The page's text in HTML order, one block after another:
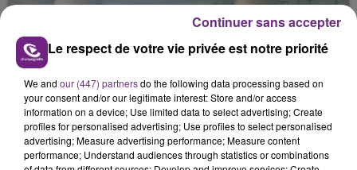
LA CENTRALE NUCLÉAIRE DE CHOOZ
TOUJOURS À L'ARRÊT
Cela fait déjà une semaine que la centrale
nucléaire ardennaise est à l'arrêt. Une situation
justifiée par la sécheresse intense qui est toujours
Le respect de votre vie privée est notre priorité
We and our (447) partnersdo the following data processing based on
your consent and/or our legitimate interest: Store and/or access
information on a device; Use limited data to select advertising; Create
profiles for personalised advertising; Use profiles to select personalised
advertising; Measure advertising performance; Measure content
performance; Understand audiences through statistics or combinations
Continuer sans accepter